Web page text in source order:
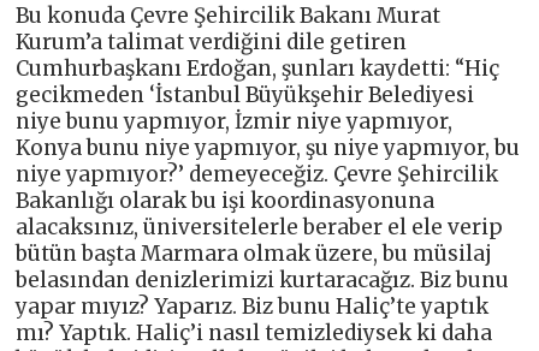
Bu konuda Çevre Şehircilik Bakanı Murat
Kurum’a talimat verdiğini dile getiren
Cumhurbaşkanı Erdoğan, şunları kaydetti: “Hiç
gecikmeden ‘İstanbul Büyükşehir Belediyesi
niye bunu yapmıyor, İzmir niye yapmıyor,
Konya bunu niye yapmıyor, şu niye yapmıyor, bu
niye yapmıyor?’ demeyeceğiz. Çevre Şehircilik
Bakanlığı olarak bu işi koordinasyonuna
alacaksınız, üniversitelerle beraber el ele verip
bütün başta Marmara olmak üzere, bu müsilaj
belasından denizlerimizi kurtaracağız. Biz bunu
yapar mıyız? Yaparız. Biz bunu Haliç’te yaptık
mı? Yaptık. Haliç’i nasıl temizlediysek ki daha